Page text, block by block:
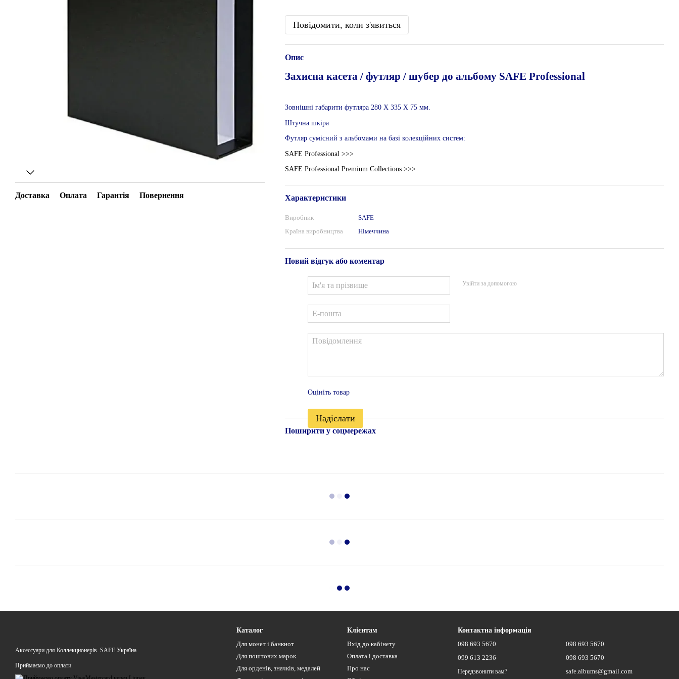
Доставка Оплата Гарантія Повернення
Повідомити, коли з'явиться
Опис
Захисна касета / футляр / шубер до альбому SAFE Professional
Зовнішні габарити футляра 280 Х 335 Х 75 мм.
Штучна шкіра
Футляр сумісний з альбомами на базі колекційних систем:
SAFE Professional >>>
SAFE Professional Premium Collections >>>
Характеристики
Виробник
SAFE
Країна виробництва
Німеччина
Новий відгук або коментар
Увійти за допомогою
Оцініть товар
Надіслати
Поширити у соцмережах
Аксессуари для Коллекционерів. SAFE Україна
Приймаємо до оплати
Каталог
Для монет і банкнот
Для поштових марок
Для орденів, значків, медалей
Клієнтам
Вхід до кабінету
Оплата і доставка
Про нас
Контактна інформація
098 693 5670
099 613 2236
Передзвонити вам?
098 693 5670
098 693 5670
safe.albums@gmail.com